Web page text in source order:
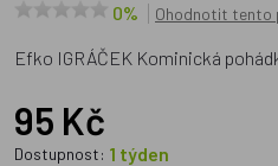
0% Ohodnotit tento
Efko IGRÁČEK Kominická
95 Kč
Dostupnost: 1 týden